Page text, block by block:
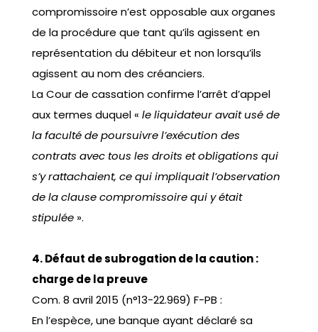
compromissoire n’est opposable aux organes
de la procédure que tant qu’ils agissent en
représentation du débiteur et non lorsqu’ils
agissent au nom des créanciers.
La Cour de cassation confirme l’arrêt d’appel
aux termes duquel « le liquidateur avait usé de
la faculté de poursuivre l’exécution des
contrats avec tous les droits et obligations qui
s’y rattachaient, ce qui impliquait l’observation
de la clause compromissoire qui y était
stipulée».
4. Défaut de subrogation de la caution :
charge de la preuve
Com. 8 avril 2015 (n°13-22.969) F-PB :
En l’espèce, une banque ayant déclaré sa